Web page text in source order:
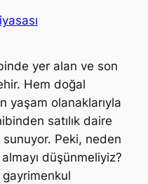
yer alan ve son
Hem doğal
yaşam olanaklarıyla
satılık daire
Peki, neden
düşünmeliyiz?
gayrimenkul